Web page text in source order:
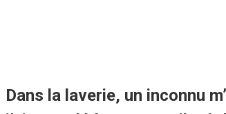
Dans la laverie, un inconnu